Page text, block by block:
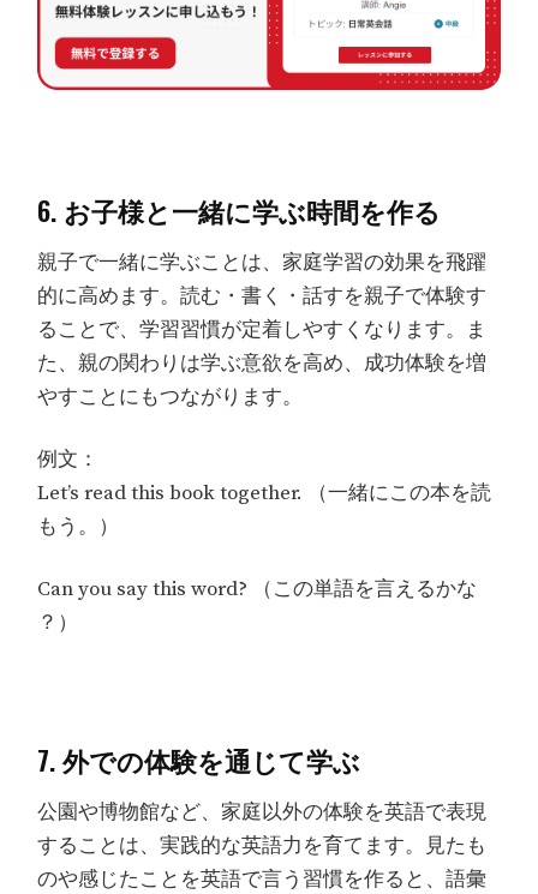
6. お子様と一緒に学ぶ時間を作る
親子で一緒に学ぶことは、家庭学習の効果を飛躍
的に高めます。読む・書く・話すを親子で体験す
ることで、学習習慣が定着しやすくなります。ま
た、親の関わりは学ぶ意欲を高め、成功体験を増
やすことにもつながります。
例文：
Let’s read this book together. （一緒にこの本を読
もう。）
Can you say this word? （この単語を言えるかな
？）
7. 外での体験を通じて学ぶ
公園や博物館など、家庭以外の体験を英語で表現
することは、実践的な英語力を育てます。見たも
のや感じたことを英語で言う習慣を作ると、語彙